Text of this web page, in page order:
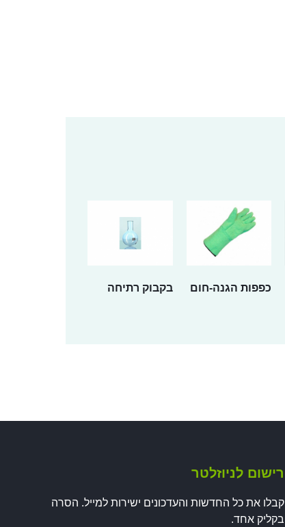
כפפות הגנה-חום בקבוק רתיחה
רישום לניוזלטר
קבלו את כל החדשות והעדכונים ישירות למייל. הסרה
בקליק אחד.